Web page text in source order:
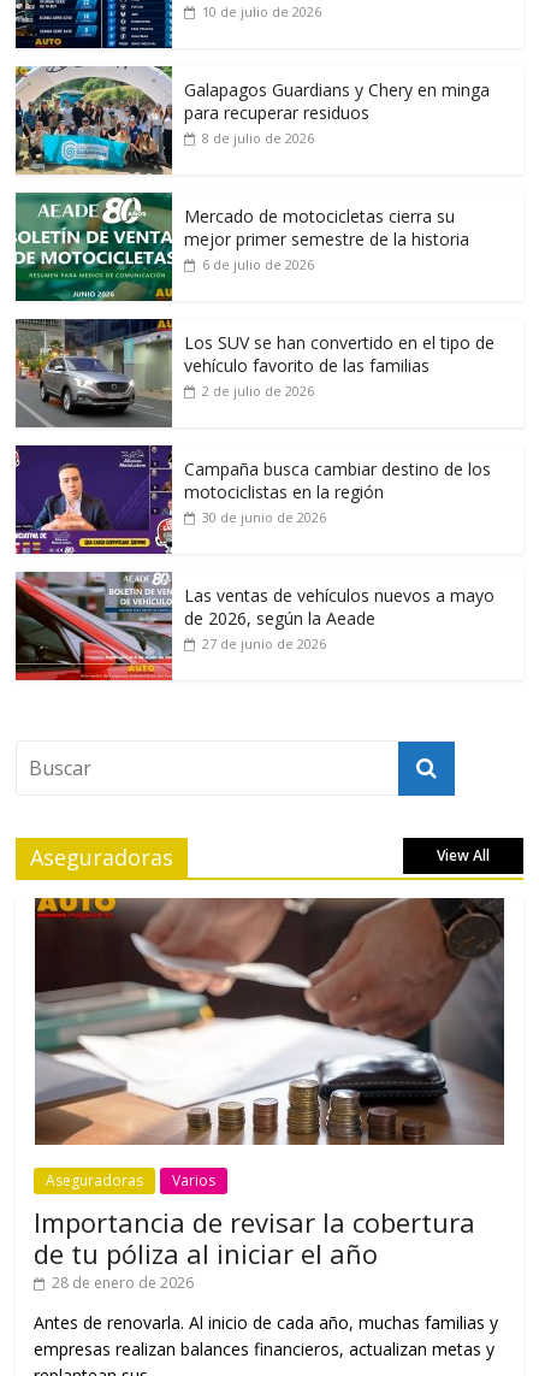
10 de julio de 2026
Galapagos Guardians y Chery en minga
para recuperar residuos
8 de julio de 2026
Mercado de motocicletas cierra su
mejor primer semestre de la historia
6 de julio de 2026
Los SUV se han convertido en el tipo de
vehículo favorito de las familias
2 de julio de 2026
Campaña busca cambiar destino de los
motociclistas en la región
30 de junio de 2026
Las ventas de vehículos nuevos a mayo
de 2026, según la Aeade
27 de junio de 2026
Aseguradoras View All
Aseguradoras Varios
Importancia de revisar la cobertura
de tu póliza al iniciar el año
28 de enero de 2026
Antes de renovarla. Al inicio de cada año, muchas familias y
empresas realizan balances financieros, actualizan metas y